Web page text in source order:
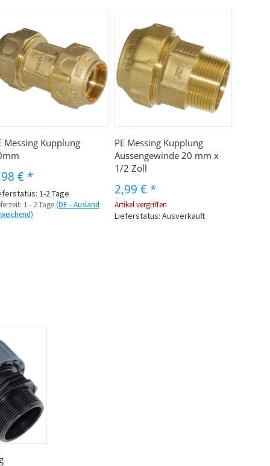
Messing Kupplung
€ *
1-2 Tage
1 - 2 Tage(DE - Ausland
PE Messing Kupplung
Aussengewinde 20 mm x
1/2 Zoll
2,99 € *
Artikel vergriffen
Lieferstatus: Ausverkauft